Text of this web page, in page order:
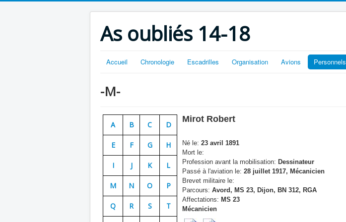
As oubliés 14-18
Accueil Chronologie Escadrilles Organisation Avions Personnels
-M-
A B C D
E F G H
I J K L
M N O P
Q R S T
Mirot Robert
Né le: 23 avril 1891
Mort le:
Profession avant la mobilisation: Dessinateur
Passé à l'aviation le: 28 juillet 1917, Mécanicien
Brevet militaire le:
Parcours: Avord, MS 23, Dijon, BN 312, RGA
Affectations: MS 23
Mécanicien